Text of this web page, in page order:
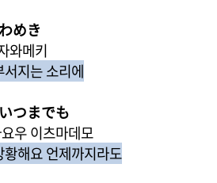
めき
와메키
지는 소리에
つまでも
우 이츠마데모
해요 언제까지라도